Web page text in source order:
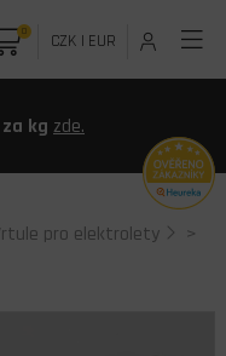
0 CZK| EUR
za kg zde.
pro elektrolety
>